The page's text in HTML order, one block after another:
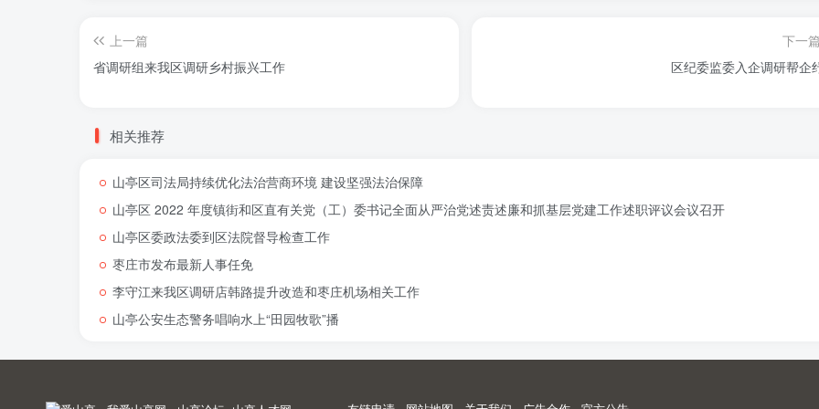
上一篇
省调研组来我区调研乡村振兴工作
下一
区纪委监委入企调研帮企
相关推荐
山亭区司法局持续优化法治营商环境 建设坚强法治保障
山亭区 2022 年度镇街和区直有关党（工）委书记全面从严治党述责述廉和抓基层党建工作述职评议会议召开
山亭区委政法委到区法院督导检查工作
枣庄市发布最新人事任免
李守江来我区调研店韩路提升改造和枣庄机场相关工作
山亭公安生态警务唱响水上“田园牧歌”播